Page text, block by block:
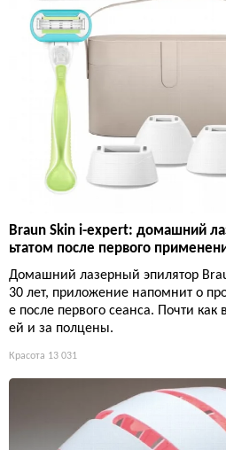
Braun Skin i-expert: домашний
ьтатом после первого
Домашний лазерный эпилятор
30 лет, приложение напомнит о
е после первого сеанса. Почти как
ей и за полцены.
Красота 13 031